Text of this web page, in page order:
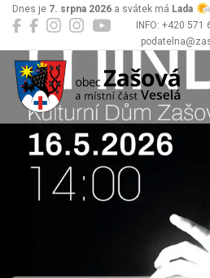
INFO: +420 571
Dnes je 7. srpna 2026 a svátek má Lada
Zašová